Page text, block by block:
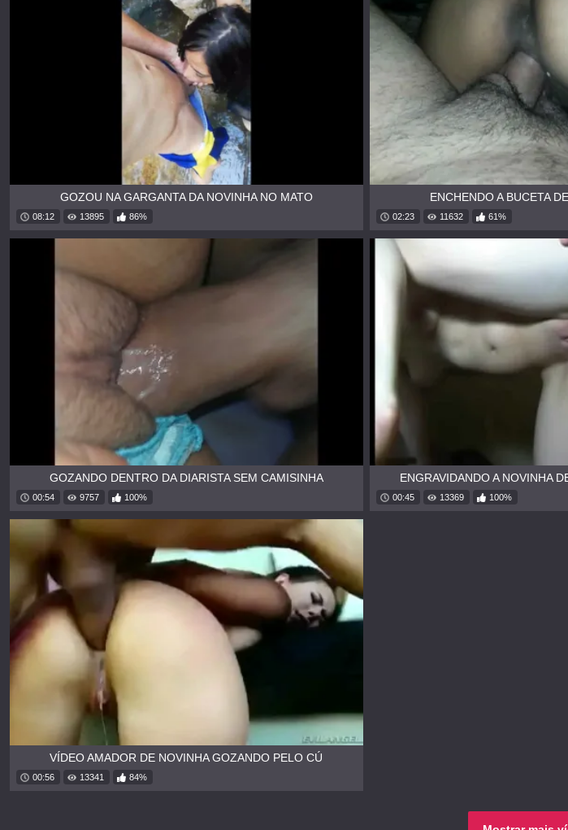
GOZOU NA GARGANTA DA NOVINHA NO MATO
08:12 13895 86%
ENCHENDO A BUCETA
02:23 11632 61%
GOZANDO DENTRO DA DIARISTA SEM CAMISINHA
00:54 9757 100%
ENGRAVIDANDO A NOVINHA
00:45 13369 100%
VÍDEO AMADOR DE NOVINHA GOZANDO PELO CÚ
00:56 13341 84%